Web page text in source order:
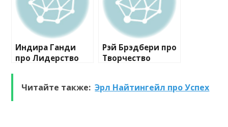
Индира Ганди
про Лидерство
Рэй Брэдбери про
Творчество
Читайте также: Эрл Найтингейл про Успех